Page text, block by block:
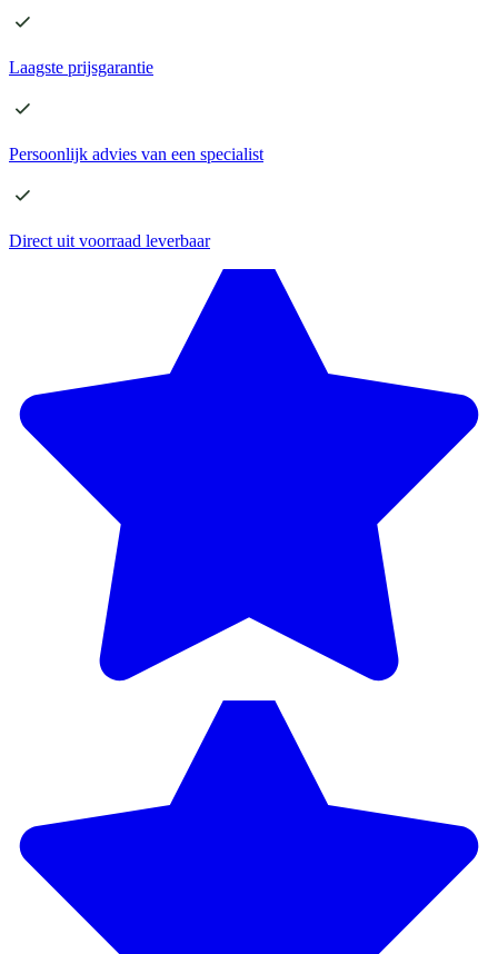
Laagste prijsgarantie
Persoonlijk advies van een specialist
Direct uit voorraad leverbaar